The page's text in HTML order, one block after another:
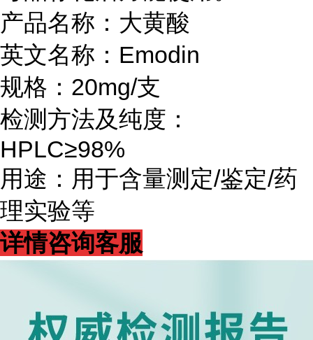
产品名称：大黄酸
英文名称：Emodin
规格：20mg/支
检测方法及纯度：
HPLC≥98%
用途：用于含量测定/鉴定/药
理实验等
详情咨询客服